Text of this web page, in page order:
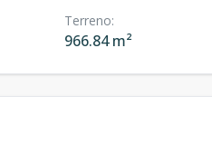
Terreno:
966.84 m²